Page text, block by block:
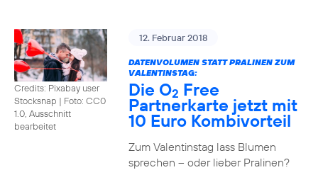
Credits: Pixabay user
Stocksnap | Foto: CC0
1.0, Ausschnitt
bearbeitet
12. Februar 2018
DATENVOLUMEN STATT PRALINEN ZUM
VALENTINSTAG:
Die O2 Free
Partnerkarte jetzt mit
10 Euro Kombivorteil
Zum Valentinstag lass Blumen
sprechen – oder lieber Pralinen?